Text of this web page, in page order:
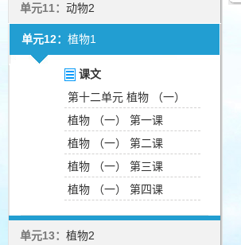
单元11： 动物2
单元12： 植物1
课文
第十二单元 植物 （一）
植物 （一） 第一课
植物 （一） 第二课
植物 （一） 第三课
植物 （一） 第四课
单元13： 植物2